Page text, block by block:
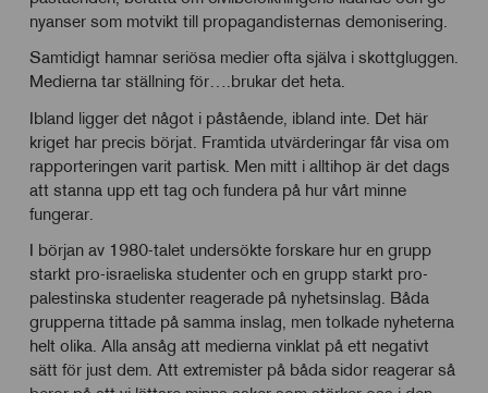
nyanser som motvikt till propagandisternas demonisering.
Samtidigt hamnar seriösa medier ofta själva i skottgluggen.
Medierna tar ställning för….brukar det heta.
Ibland ligger det något i påstående, ibland inte. Det här
kriget har precis börjat. Framtida utvärderingar får visa om
rapporteringen varit partisk. Men mitt i alltihop är det dags
att stanna upp ett tag och fundera på hur vårt minne
fungerar.
I början av 1980-talet undersökte forskare hur en grupp
starkt pro-israeliska studenter och en grupp starkt pro-
palestinska studenter reagerade på nyhetsinslag. Båda
grupperna tittade på samma inslag, men tolkade nyheterna
helt olika. Alla ansåg att medierna vinklat på ett negativt
sätt för just dem. Att extremister på båda sidor reagerar så